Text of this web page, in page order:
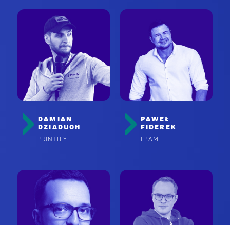
DAMIAN
DZIADUCH
PRINTIFY
PAWEŁ
FIDEREK
EPAM